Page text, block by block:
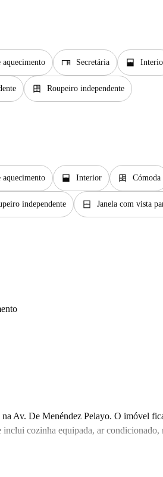
aquecimento desk Secretária window_open
dresser Roupeiro independente
aquecimento window_open Interior dresser Cómoda
independente window_closed Janela com vista
Av. De Menéndez Pelayo. O imóvel
cozinha equipada, ar condicionado,